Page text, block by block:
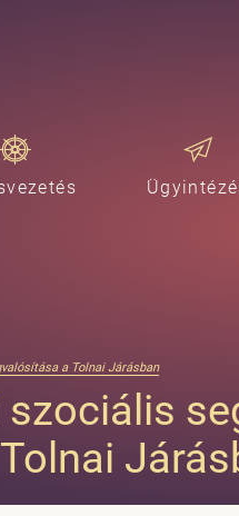
a Tolnai Járásban